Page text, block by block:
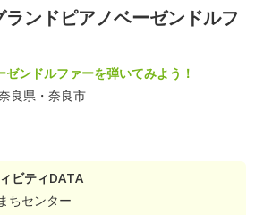
ンドピアノベーゼンドルフ
ゼンドルファーを弾いてみよう！
良県・奈良市
ビティDATA
ちセンター